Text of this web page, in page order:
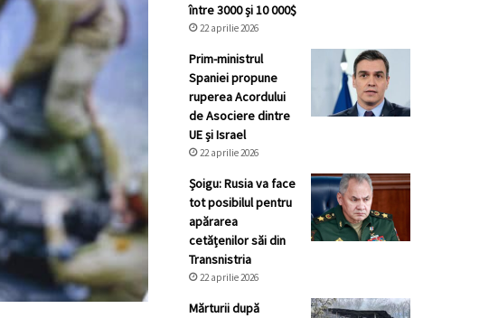
între 3000 și 10 000$
22 aprilie 2026
Prim-ministrul
Spaniei propune
ruperea Acordului
de Asociere dintre
UE și Israel
22 aprilie 2026
Șoigu: Rusia va face
tot posibilul pentru
apărarea
cetățenilor săi din
Transnistria
22 aprilie 2026
Mărturii după